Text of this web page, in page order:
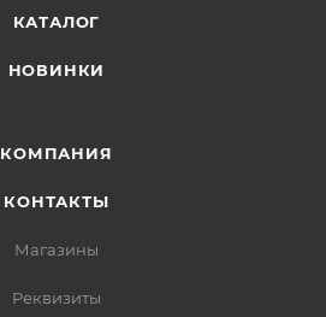
КАТАЛОГ
НОВИНКИ
КОМПАНИЯ
КОНТАКТЫ
Магазины
Реквизиты